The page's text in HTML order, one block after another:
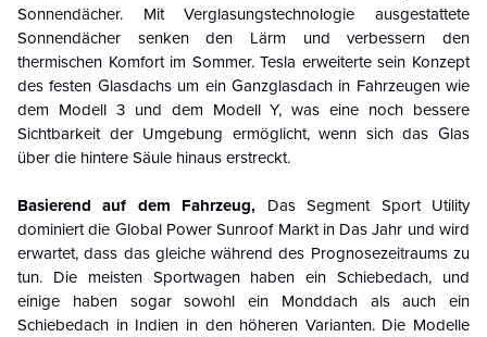
Sonnendächer. Mit Verglasungstechnologie ausgestattete
Sonnendächer senken den Lärm und verbessern den
thermischen Komfort im Sommer. Tesla erweiterte sein Konzept
des festen Glasdachs um ein Ganzglasdach in Fahrzeugen wie
dem Modell 3 und dem Modell Y, was eine noch bessere
Sichtbarkeit der Umgebung ermöglicht, wenn sich das Glas
über die hintere Säule hinaus erstreckt.
Basierend auf dem Fahrzeug, Das Segment Sport Utility
dominiert die Global Power Sunroof Markt inDas Jahr und wird
erwartet, dass das gleiche während des Prognosezeitraums zu
tun. Die meisten Sportwagen haben ein Schiebedach, und
einige haben sogar sowohl ein Monddach als auch ein
Schiebedach in Indien in den höheren Varianten. Die Modelle